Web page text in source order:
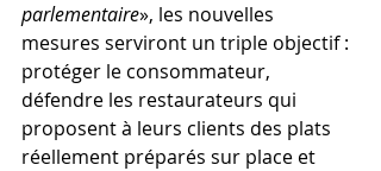
parlementaire», les nouvelles
mesures serviront un triple objectif :
protéger le consommateur,
défendre les restaurateurs qui
proposent à leurs clients des plats
réellement préparés sur place et